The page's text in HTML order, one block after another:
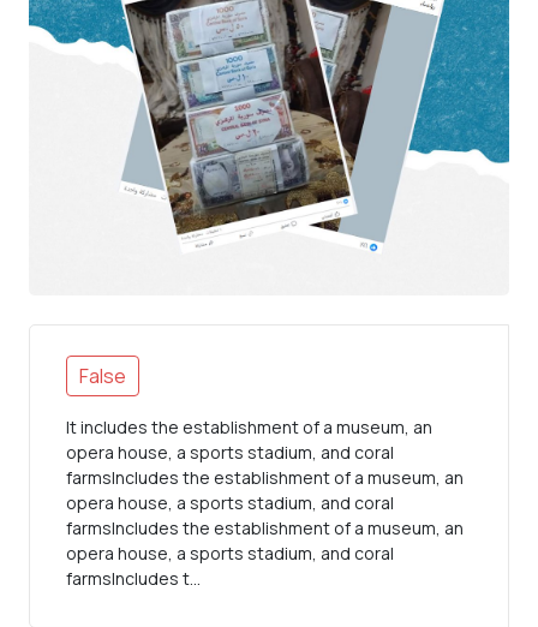
False
It includes the establishment of a museum, an
opera house, a sports stadium, and coral
farmsIncludes the establishment of a museum, an
opera house, a sports stadium, and coral
farmsIncludes the establishment of a museum, an
opera house, a sports stadium, and coral
farmsIncludes t...